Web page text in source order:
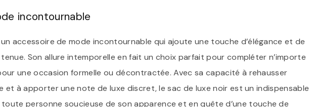
incontournable
accessoire de mode incontournable qui ajoute une touche d’élégance et de
Son allure intemporelle en fait un choix parfait pour compléter n’importe
une occasion formelle ou décontractée. Avec sa capacité à rehausser
et à apporter une note de luxe discret, le sac de luxe noir est un indispensable
personne soucieuse de son apparence et en quête d’une touche de